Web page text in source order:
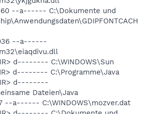
--a------ C:\Dokumente und
--a------
d-------- C:\WINDOWS\Sun
d-------- C:\Programme\Java
d--------
Dateien\Java
--a------ C:\WINDOWS\mozver.dat